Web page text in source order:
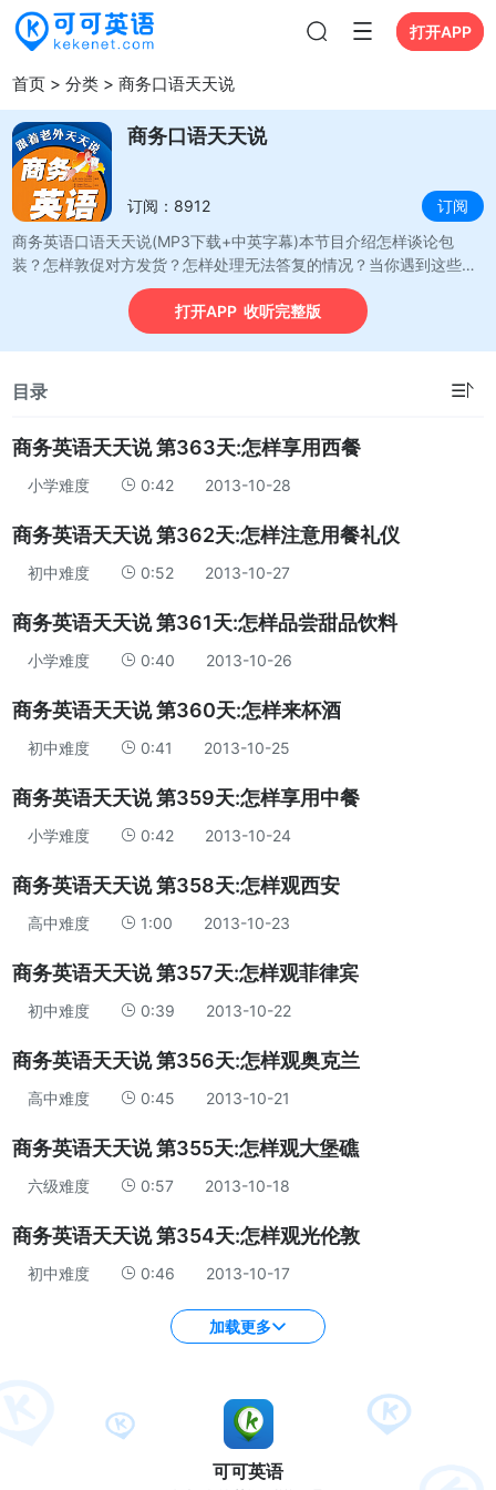
打开APP
首页 >分类 >商务口语天天说
商务口语天天说
订阅：8912
订阅
商务英语口语天天说(MP3下载+中英字幕)本节目介绍怎样谈论包
装？怎样敦促对方发货？怎样处理无法答复的情况？当你遇到这些难
题的时候，就来商务英语口语天天说看一下吧。这里不仅有最地道的
商务口语，更贴心的打造了遇到不同情景需要应对的实用手册。快来
打开APP 收听完整版
目录 ☰
商务英语天天说 第363天:怎样享用西餐
小学难度 0:42 2013-10-28
商务英语天天说 第362天:怎样注意用餐礼仪
初中难度 0:52 2013-10-27
商务英语天天说 第361天:怎样品尝甜品饮料
小学难度 0:40 2013-10-26
商务英语天天说 第360天:怎样来杯酒
初中难度 0:41 2013-10-25
商务英语天天说 第359天:怎样享用中餐
小学难度 0:42 2013-10-24
商务英语天天说 第358天:怎样观西安
高中难度 1:00 2013-10-23
商务英语天天说 第357天:怎样观菲律宾
初中难度 0:39 2013-10-22
商务英语天天说 第356天:怎样观奥克兰
高中难度 0:45 2013-10-21
商务英语天天说 第355天:怎样观大堡礁
六级难度 0:57 2013-10-18
商务英语天天说 第354天:怎样观光伦敦
初中难度 0:46 2013-10-17
加载更多
可可英语
打开APP